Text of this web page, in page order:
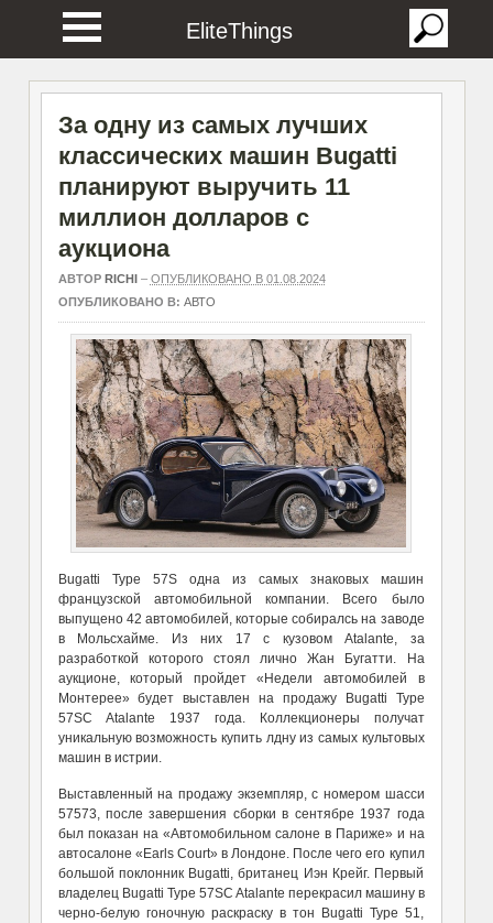
EliteThings
За одну из самых лучших
классических машин Bugatti
планируют выручить 11
миллион долларов с
аукциона
АВТОР RICHI– ОПУБЛИКОВАНО В 01.08.2024
ОПУБЛИКОВАНО В: АВТО
Bugatti Type 57S одна из самых знаковых машин
французской автомобильной компании. Всего было
выпущено 42 автомобилей, которые собиралсь на заводе
в Мольсхайме. Из них 17 с кузовом Atalante, за
разработкой которого стоял лично Жан Бугатти. На
аукционе, который пройдет «Недели автомобилей в
Монтерее» будет выставлен на продажу Bugatti Type
57SC Atalante 1937 года. Коллекционеры получат
уникальную возможность купить лдну из самых культовых
машин в истрии.
Выставленный на продажу экземпляр, с номером шасси
57573, после завершения сборки в сентябре 1937 года
был показан на «Автомобильном салоне в Париже» и на
автосалоне «Earls Court» в Лондоне. После чего его купил
большой поклонник Bugatti, британец Иэн Крейг. Первый
владелец Bugatti Type 57SC Atalante перекрасил машину в
черно-белую гоночную раскраску в тон Bugatti Type 51,